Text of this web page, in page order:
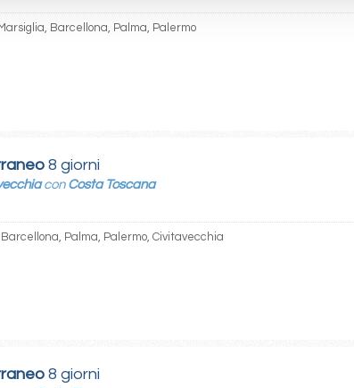
Barcellona, Palma, Palermo
8 giorni
con Costa Toscana
Palma, Palermo, Civitavecchia
8 giorni